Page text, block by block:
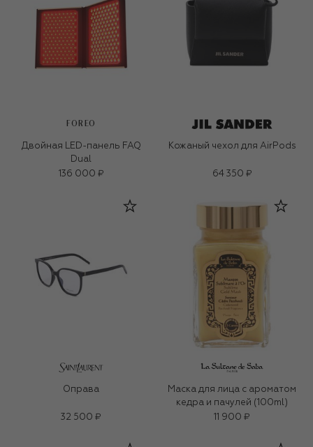
FOREO
Двойная LED-панель FAQ
Dual
136 000 ₽
Кожаный чехол для AirPods
64 350 ₽
Оправа
32 500 ₽
Маска для лица c ароматом
кедра и пачулей (100ml)
11 900 ₽